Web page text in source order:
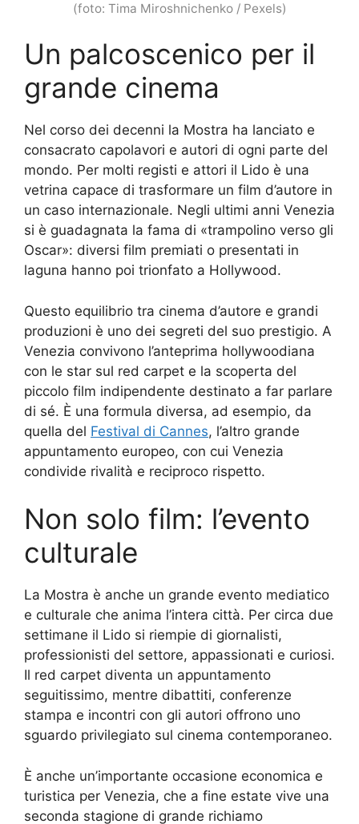
(foto: Tima Miroshnichenko / Pexels)
Un palcoscenico per il
grande cinema
Nel corso dei decenni la Mostra ha lanciato e
consacrato capolavori e autori di ogni parte del
mondo. Per molti registi e attori il Lido è una
vetrina capace di trasformare un film d’autore in
un caso internazionale. Negli ultimi anni Venezia
si è guadagnata la fama di «trampolino verso gli
Oscar»: diversi film premiati o presentati in
laguna hanno poi trionfato a Hollywood.
Questo equilibrio tra cinema d’autore e grandi
produzioni è uno dei segreti del suo prestigio. A
Venezia convivono l’anteprima hollywoodiana
con le star sul red carpet e la scoperta del
piccolo film indipendente destinato a far parlare
di sé. È una formula diversa, ad esempio, da
quella del Festival di Cannes, l’altro grande
appuntamento europeo, con cui Venezia
condivide rivalità e reciproco rispetto.
Non solo film: l’evento
culturale
La Mostra è anche un grande evento mediatico
e culturale che anima l’intera città. Per circa due
settimane il Lido si riempie di giornalisti,
professionisti del settore, appassionati e curiosi.
Il red carpet diventa un appuntamento
seguitissimo, mentre dibattiti, conferenze
stampa e incontri con gli autori offrono uno
sguardo privilegiato sul cinema contemporaneo.
È anche un’importante occasione economica e
turistica per Venezia, che a fine estate vive una
seconda stagione di grande richiamo